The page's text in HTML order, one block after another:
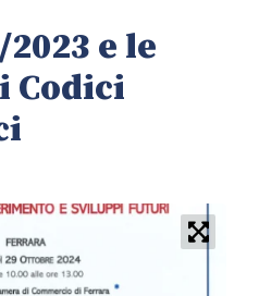
e le
Codici